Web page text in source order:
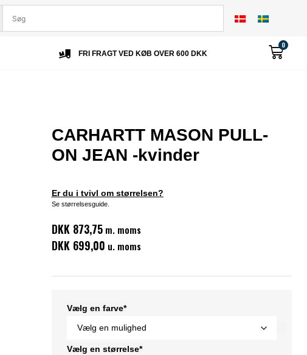
FRI FRAGT VED KØB OVER 600 DKK
0
CARHARTT MASON PULL-
ON JEAN -kvinder
Er du i tvivl om størrelsen?
Se størrelsesguide.
DKK 873,75m. moms
DKK 699,00 u. moms
Vælg en farve*
Vælg en størrelse*